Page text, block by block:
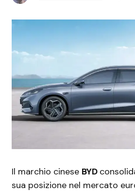
Il marchio cinese BYD
sua posizione nel mercato